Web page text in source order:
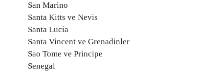
San Marino
Santa Kitts ve Nevis
Santa Lucia
Santa Vincent ve Grenadinler
Sao Tome ve Principe
Senegal